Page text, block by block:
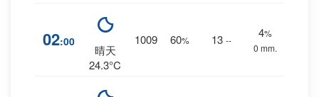
02:00
晴天
24.3°C
1009 60% 13 --
4%
0 mm.